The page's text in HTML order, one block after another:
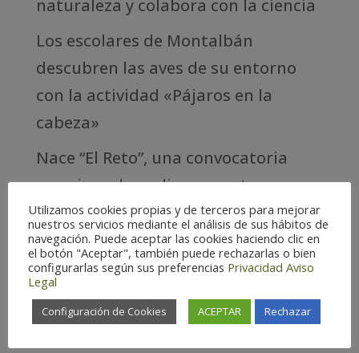
naturaleza y colabora con la ciencia
Los escolares de Montalbán
descubren las aves de su entorno
con la actividad «Pájaros en la
cabeza»
Nace “El Reto”, una convocatoria
para impulsar alianzas entre
emprendedores rurales de Aragón
Birding Aragón selecciona el
proyecto ganador de “Pajareando”
2026 entre doce iniciativas rurales
Utilizamos cookies propias y de terceros para mejorar
nuestros servicios mediante el análisis de sus hábitos de
navegación. Puede aceptar las cookies haciendo clic en
el botón "Aceptar", también puede rechazarlas o bien
configurarlas según sus preferencias Privacidad Aviso
Legal
Configuración de Cookies ACEPTAR Rechazar